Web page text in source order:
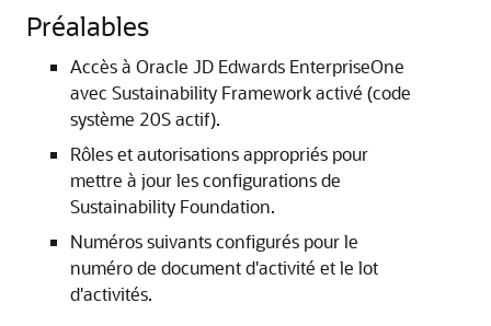
Préalables
Accès à Oracle JD Edwards EnterpriseOne
avec Sustainability Framework activé (code
système 20S actif).
Rôles et autorisations appropriés pour
mettre à jour les configurations de
Sustainability Foundation.
Numéros suivants configurés pour le
numéro de document d'activité et le lot
d'activités.